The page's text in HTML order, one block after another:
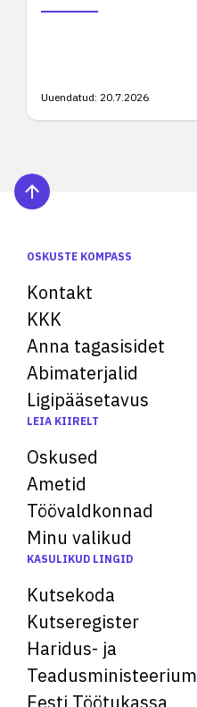
Uuendatud: 20.7.2026
OSKUSTE KOMPASS
Kontakt
KKK
Anna tagasisidet
Abimaterjalid
Ligipääsetavus
LEIA KIIRELT
Oskused
Ametid
Töövaldkonnad
Minu valikud
KASULIKUD LINGID
Kutsekoda
Kutseregister
Haridus- ja
Teadusministeerium
Eesti Töötukassa